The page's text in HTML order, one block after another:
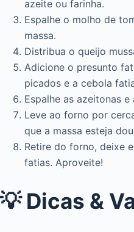
azeite ou farinha.
Espalhe o molho de
massa.
Distribua o queijo
Adicione o presunto
picados e a cebola
Espalhe as azeitonas
Leve ao forno por
que a massa esteja
Retire do forno, deixe
fatias. Aproveite!
💡 Dicas &